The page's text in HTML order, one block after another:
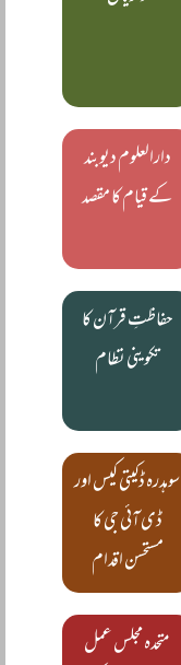
دارالعلوم دیوبند
کے قیام کا مقصد
حفاظتِ قرآن کا
تکوینی نظام
سوہدرہ ڈکیتی کیس اور
ڈی آئی جی کا
مستحسن اقدام
متحدہ مجلس عمل